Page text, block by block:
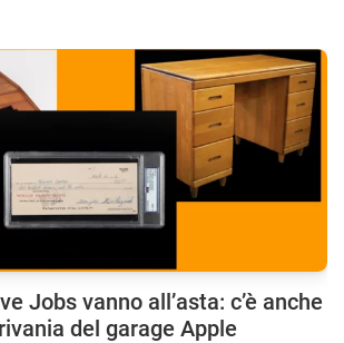
Jobs vanno all’asta: c’è anche
del garage Apple